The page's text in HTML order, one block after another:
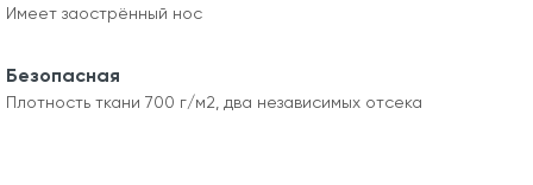
Имеет заострённый нос
Безопасная
Плотность ткани 700 г/м2, два независимых отсека